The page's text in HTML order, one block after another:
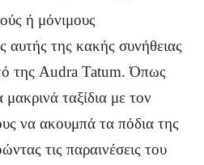
ή μόνιμους
αυτής της κακής συνήθειας
της Audra Tatum. Όπως
μακρινά ταξίδια με τον
να ακουμπά τα πόδια της
τις παραινέσεις του